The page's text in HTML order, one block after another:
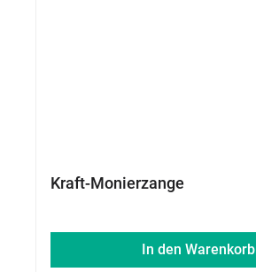
Kraft-Monierzange
In den Warenkorb